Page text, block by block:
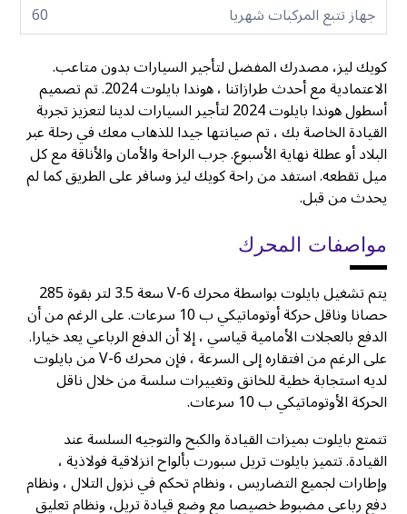
جهاز تتبع المركبات شهريا
60
كويك ليز، مصدرك المفضل لتأجير السيارات بدون متاعب.
الاعتمادية مع أحدث طرازاتنا ، هوندا بايلوت 2024. تم تصميم
أسطول هوندا بايلوت 2024 لتأجير السيارات لدينا لتعزيز تجربة
القيادة الخاصة بك ، تم صيانتها جيدا للذهاب معك في رحلة عبر
البلاد أو عطلة نهاية الأسبوع. جرب الراحة والأمان والأناقة مع كل
ميل تقطعه. استفد من راحة كويك ليز وسافر على الطريق كما لم
يحدث من قبل.
مواصفات المحرك
يتم تشغيل بايلوت بواسطة محرك V-6 سعة 3.5 لتر بقوة 285
حصانا وناقل حركة أوتوماتيكي ب 10 سرعات. على الرغم من أن
الدفع بالعجلات الأمامية قياسي ، إلا أن الدفع الرباعي يعد خيارا.
على الرغم من افتقاره إلى السرعة ، فإن محرك V-6 من بايلوت
لديه استجابة خطية للخانق وتغييرات سلسة من خلال ناقل
الحركة الأوتوماتيكي ب 10 سرعات.
تتمتع بايلوت بميزات القيادة والكبح والتوجيه السلسة عند
القيادة. تتميز بايلوت تريل سبورت بألواح انزلاقية فولاذية ،
وإطارات لجميع التضاريس ، ونظام تحكم في نزول التلال ، ونظام
دفع رباعي مضبوط خصيصا مع وضع قيادة تريل، ونظام تعليق